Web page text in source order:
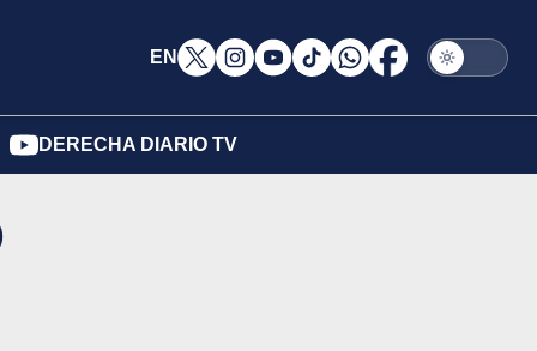
EN
DERECHA DIARIO TV